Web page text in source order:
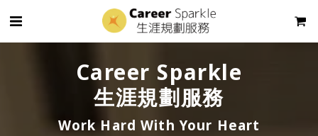
Career Sparkle
生涯規劃服務
Work Hard With Your Heart